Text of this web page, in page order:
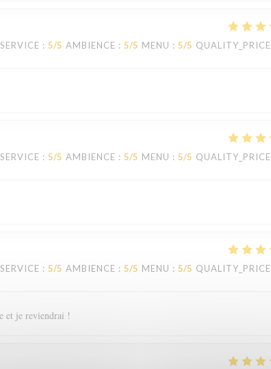
SERVICE : 5/5 AMBIENCE : 5/5 MENU : 5/5 QUALITY_PRICE
SERVICE : 5/5 AMBIENCE : 5/5 MENU : 5/5 QUALITY_PRICE
SERVICE : 5/5 AMBIENCE : 5/5 MENU : 5/5 QUALITY_PRICE
et je reviendrai !